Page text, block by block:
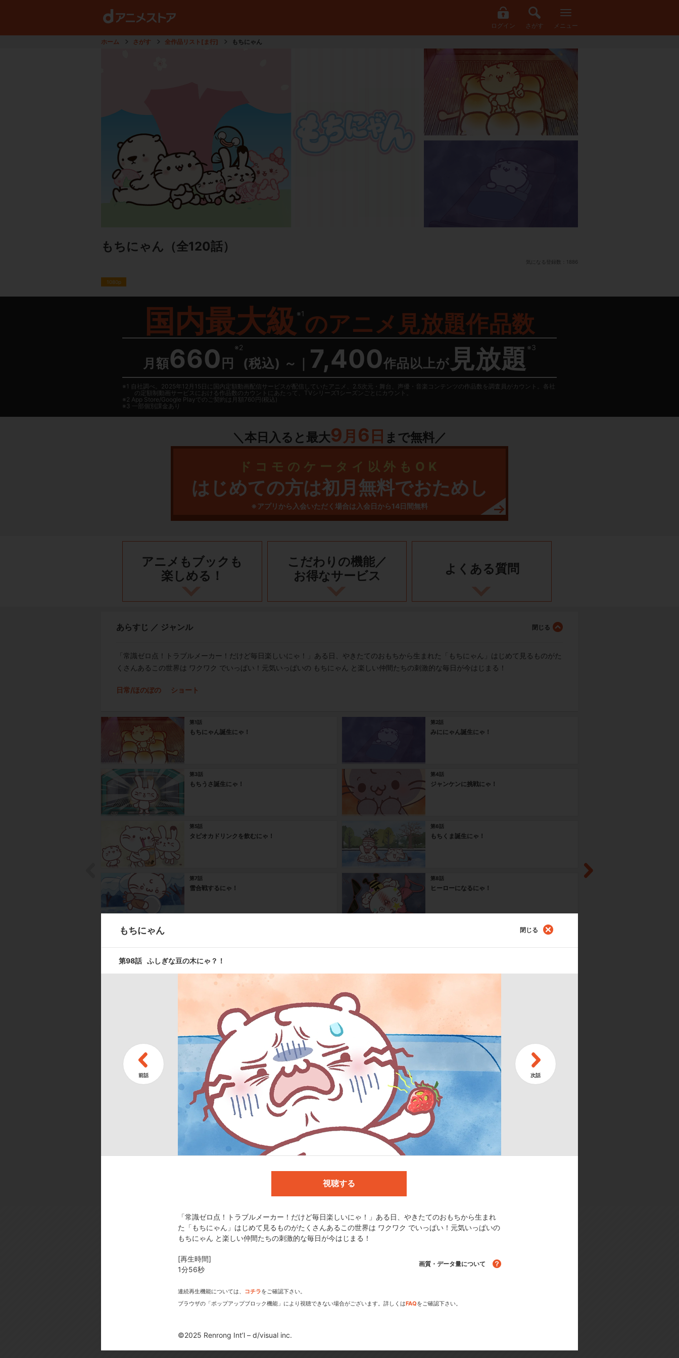
ログイン さがす メニュー
ホーム さがす 全作品リスト[ま行] もちにゃん
もちにゃん （全120話）
気になる登録数： 1886
1080p
国内最大級 ※1 のアニメ見放題作品数
月額660 円
※2
(税込) ～ 7,400作品以上が 見放題 ※3
1 自社調べ。2025年12月15日に国内定額動画配信サービスが配信していたアニメ、2.5次元・舞台、声優・音楽コンテンツの作品数を調査員がカウント。各社
の定額制動画サービスにおける作品数のカウントにあたって、TVシリーズ1シーズンごとにカウント。
2 App Store/Google Playでのご契約は月額760円(税込)
3 一部個別課金あり
＼本日入ると最大9月 6 日 まで無料／
ドコモのケータイ以外もOK
はじめての方は初月無料でおためし
※アプリから入会いただく場合は入会日から14日間無料
アニメもブックも
楽しめる！
こだわりの機能／
お得なサービス
よくある質問
あらすじ ／ ジャンル
「常識ゼロ点！トラブルメーカー！だけど毎日楽しいにゃ！」ある日、やきたてのおもちから生まれた「もちにゃん」はじめて見るものがた
くさんあるこの世界は ワクワク でいっぱい！元気いっぱいの もちにゃん と楽しい仲間たちの刺激的な毎日が今はじまる！
日常/ほのぼの ショート
第1話
もちにゃん誕生にゃ！
第2話
みににゃん誕生にゃ！
第3話
もちうさ誕生にゃ！
第4話
ジャンケンに挑戦にゃ！
第5話
タピオカドリンクを飲むにゃ！
第6話
もちくま誕生にゃ！
第7話
雪合戦するにゃ！
第8話
ヒーローになるにゃ！
キャスト ／ スタッフ
[キャスト]
出演:吉田聖子／本多諒太
脚本・コンテ・監督:コルピ・フェデリコ（d/visual tokyo）／プロデューサー:石博文（d/visual asia）／アニメーション制作:d/visual bangk
ok／音響スタジオ:STUDIO BENGUAR
今期アニメがいち早く見られる！
もちにゃん 閉じる
第98話 ふしぎな豆の木にゃ？！
視聴する
「常識ゼロ点！トラブルメーカー！だけど毎日楽しいにゃ！」ある日、やきたてのおもちから生まれ
た「もちにゃん」はじめて見るものがたくさんあるこの世界は ワクワク でいっぱい！元気いっぱいの
もちにゃん と楽しい仲間たちの刺激的な毎日が今はじまる！
[再生時間]
1分56秒
画質・データ量について
連続再生機能については、 コチラをご確認下さい。
ブラウザの「ポップアップブロック機能」により視聴できない場合がございます。詳しくはFAQをご確認下さい。
©2025 Renrong Int’l – d/visual inc.